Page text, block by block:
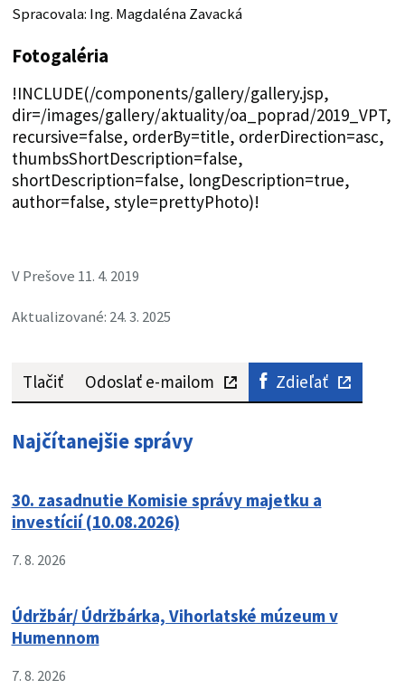
Spracovala: Ing. Magdaléna Zavacká
Fotogaléria
!INCLUDE(/components/gallery/gallery.jsp,
dir=/images/gallery/aktuality/oa_poprad/2019_VPT,
recursive=false, orderBy=title, orderDirection=asc,
thumbsShortDescription=false,
shortDescription=false, longDescription=true,
author=false, style=prettyPhoto)!
V Prešove 11. 4. 2019
Aktualizované: 24. 3. 2025
Tlačiť Odoslať e-mailom Zdieľať
Najčítanejšie správy
30. zasadnutie Komisie správy majetku a
investícií (10.08.2026)
7. 8. 2026
Údržbár/ Údržbárka, Vihorlatské múzeum v
Humennom
7. 8. 2026